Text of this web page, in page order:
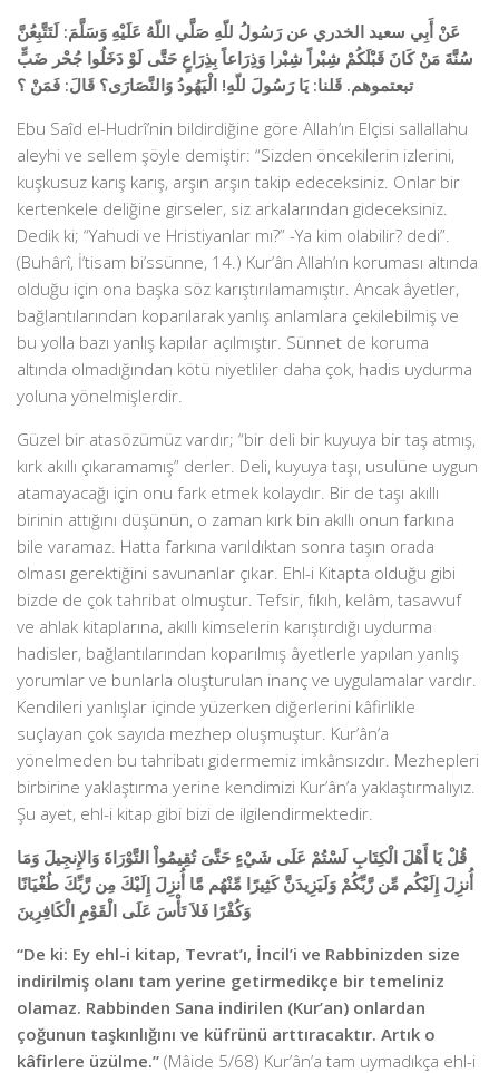
عَنْ أَبِي سعيد الخدري عن رَسُولُ للّهِ صَلَّي اللّهُ عَلَيْهِ وَسَلَّمَ: لَتَتَّبِعُنَّ
سُنَّةَ مَنْ كَانَ قَبْلَكُمْ شِبْراً شِبْرا وَذِرَاعاً بِذِرَاعٍ حَتَّى لَوْ دَخَلُوا جُحْر ضَبٍّ
تبعتموهم. قَلنا: يَا رَسُولَ للّهِ! الْيَهُودُ وَالنَّصَارَى؟ قَالَ: فَمَنْ ؟
Ebu Saîd el-Hudrî’nin bildirdiğine göre Allah’ın Elçisi sallallahu
aleyhi ve sellem şöyle demiştir: “Sizden öncekilerin izlerini,
kuşkusuz karış karış, arşın arşın takip edeceksiniz. Onlar bir
kertenkele deliğine girseler, siz arkalarından gideceksiniz.
Dedik ki; “Yahudi ve Hristiyanlar mı?” -Ya kim olabilir? dedi”.
(Buhârî, İ’tisam bi’ssünne, 14.) Kur’ân Allah’ın koruması altında
olduğu için ona başka söz karıştırılamamıştır. Ancak âyetler,
bağlantılarından koparılarak yanlış anlamlara çekilebilmiş ve
bu yolla bazı yanlış kapılar açılmıştır. Sünnet de koruma
altında olmadığından kötü niyetliler daha çok, hadis uydurma
yoluna yönelmişlerdir.
Güzel bir atasözümüz vardır; “bir deli bir kuyuya bir taş atmış,
kırk akıllı çıkaramamış” derler. Deli, kuyuya taşı, usulüne uygun
atamayacağı için onu fark etmek kolaydır. Bir de taşı akıllı
birinin attığını düşünün, o zaman kırk bin akıllı onun farkına
bile varamaz. Hatta farkına varıldıktan sonra taşın orada
olması gerektiğini savunanlar çıkar. Ehl-i Kitapta olduğu gibi
bizde de çok tahribat olmuştur. Tefsir, fıkıh, kelâm, tasavvuf
ve ahlak kitaplarına, akıllı kimselerin karıştırdığı uydurma
hadisler, bağlantılarından koparılmış âyetlerle yapılan yanlış
yorumlar ve bunlarla oluşturulan inanç ve uygulamalar vardır.
Kendileri yanlışlar içinde yüzerken diğerlerini kâfirlikle
suçlayan çok sayıda mezhep oluşmuştur. Kur’ân’a
yönelmeden bu tahribatı gidermemiz imkânsızdır. Mezhepleri
birbirine yaklaştırma yerine kendimizi Kur’ân’a yaklaştırmalıyız.
Şu ayet, ehl-i kitap gibi bizi de ilgilendirmektedir.
قُلْ يَا أَهْلَ الْكِتَابِ لَسْتُمْ عَلَى شَيْءٍ حَتَّىَ تُقِيمُواْ التَّوْرَاةَ وَالإِنجِيلَ وَمَا
أُنزِلَ إِلَيْكُم مِّن رَّبِّكُمْ وَلَيَزِيدَنَّ كَثِيرًا مِّنْهُم مَّا أُنزِلَ إِلَيْكَ مِن رَّبِّكَ طُغْيَانًا
وَكُفْرًا فَلاَ تَأْسَ عَلَى الْقَوْمِ الْكَافِرِينَ
“De ki: Ey ehl-i kitap, Tevrat’ı, İncil’i ve Rabbinizden size
indirilmiş olanı tam yerine getirmedikçe bir temeliniz
olamaz. Rabbinden Sana indirilen (Kur’an) onlardan
çoğunun taşkınlığını ve küfrünü arttıracaktır. Artık o
kâfirlere üzülme.” (Mâide 5/68) Kur’ân’a tam uymadıkça ehl-i